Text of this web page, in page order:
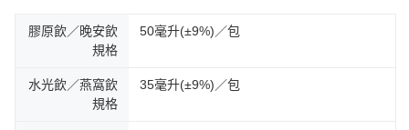
膠原飲／晚安飲
規格
50毫升(±9%)／包
水光飲／燕窩飲
規格
35毫升(±9%)／包